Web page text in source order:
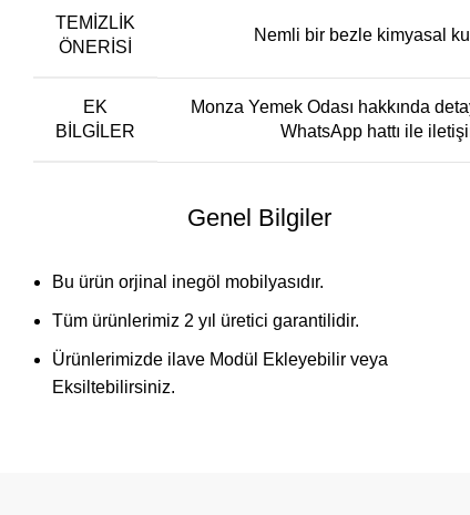
TEMIZLIK
ÖNERISI
Nemli bir bezle kimyasal
EK
BILGILER
Monza Yemek Odası hakkında
WhatsApp hattı ile
Genel Bilgiler
Bu ürün orjinal inegöl mobilyasıdır.
Tüm ürünlerimiz 2 yıl üretici garantilidir.
Ürünlerimizde ilave Modül Ekleyebilir veya
Eksiltebilirsiniz.